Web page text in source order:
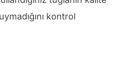
kontrol